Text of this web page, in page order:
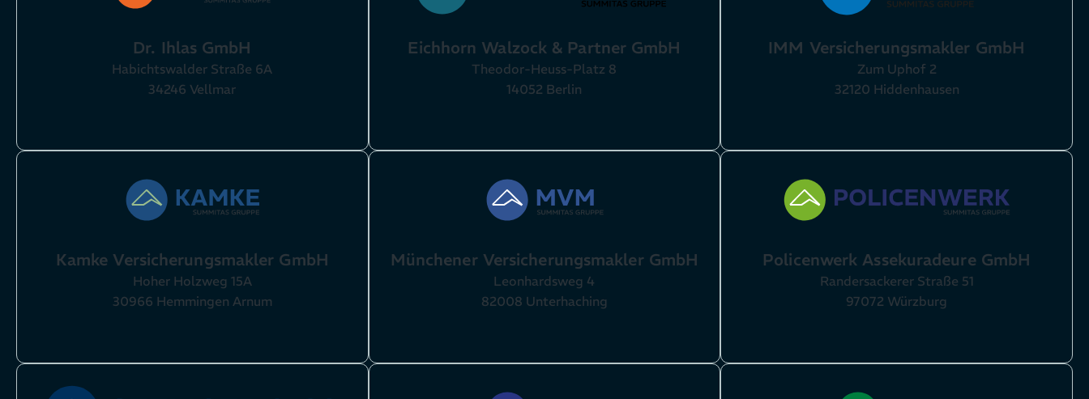
Dr. Ihlas GmbH
Habichtswalder Straße 6A
34246 Vellmar
Eichhorn Walzock & Partner GmbH
Theodor-Heuss-Platz 8
14052 Berlin
IMM Versicherungsmakler GmbH
Zum Uphof 2
32120 Hiddenhausen
Kamke Versicherungsmakler GmbH
Hoher Holzweg 15A
30966 Hemmingen Arnum
Münchener Versicherungsmakler GmbH
Leonhardsweg 4
82008 Unterhaching
Policenwerk Assekuradeure GmbH
Randersackerer Straße 51
97072 Würzburg